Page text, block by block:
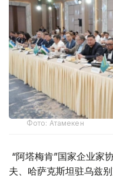
Фото: Атамекен
“阿塔梅肯”国家企业家
夫、哈萨克斯坦驻乌兹